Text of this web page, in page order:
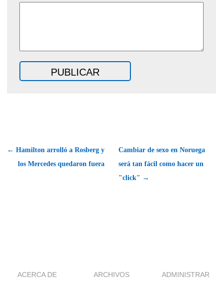
← Hamilton arrolló a Rosberg y
los Mercedes quedaron fuera
Cambiar de sexo en Noruega
será tan fácil como hacer un
"click" →
ACERCA DE ARCHIVOS ADMINISTRAR